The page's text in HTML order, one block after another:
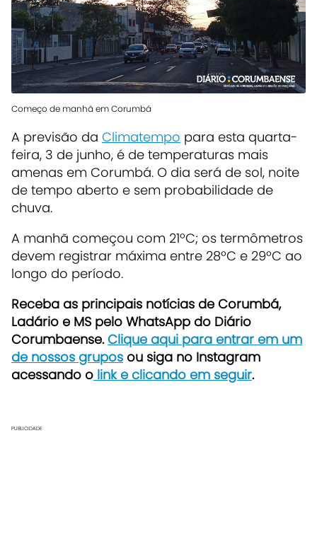
Começo de manhã em Corumbá
A previsão da Climatempo para esta quarta-
feira, 3 de junho, é de temperaturas mais
amenas em Corumbá. O dia será de sol, noite
de tempo aberto e sem probabilidade de
chuva.
A manhã começou com 21ºC; os termômetros
devem registrar máxima entre 28ºC e 29ºC ao
longo do período.
Receba as principais notícias de Corumbá,
Ladário e MS pelo WhatsApp do Diário
Corumbaense.Clique aqui para entrar em um
de nossos grupos ou siga no Instagram
acessando o link e clicando em seguir.
PUBLICIDADE